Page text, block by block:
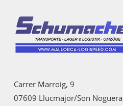
Carrer Marroig, 9
07609 Llucmajor/Son Noguera